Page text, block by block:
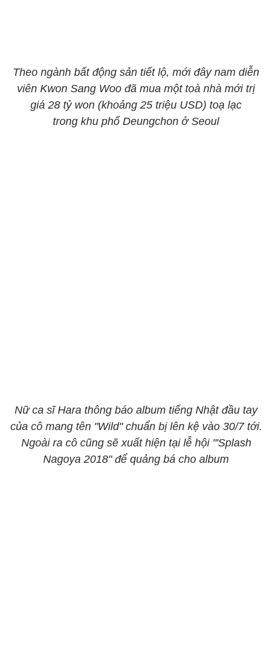
Theo ngành bất động sản tiết lộ, mới đây nam diễn
viên Kwon Sang Woo đã mua một toà nhà mới trị
giá 28 tỷ won (khoảng 25 triệu USD) toạ lạc
trong khu phố Deungchon ở Seoul
Nữ ca sĩ Hara thông báo album tiếng Nhật đầu tay
của cô mang tên "Wild" chuẩn bị lên kệ vào 30/7 tới.
Ngoài ra cô cũng sẽ xuất hiện tại lễ hội "'Splash
Nagoya 2018" để quảng bá cho album